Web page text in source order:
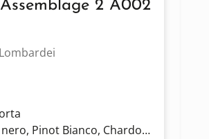
2 A002
, Pinot Bianco, Chardonnay